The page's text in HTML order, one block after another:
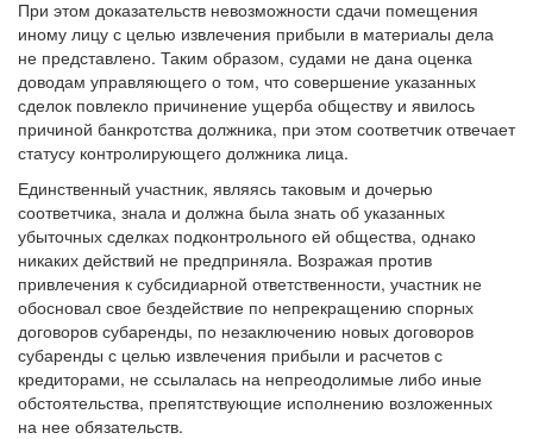
При этом доказательств невозможности сдачи помещения
иному лицу с целью извлечения прибыли в материалы дела
не представлено. Таким образом, судами не дана оценка
доводам управляющего о том, что совершение указанных
сделок повлекло причинение ущерба обществу и явилось
причиной банкротства должника, при этом соответчик отвечает
статусу контролирующего должника лица.
Единственный участник, являясь таковым и дочерью
соответчика, знала и должна была знать об указанных
убыточных сделках подконтрольного ей общества, однако
никаких действий не предприняла. Возражая против
привлечения к субсидиарной ответственности, участник не
обосновал свое бездействие по непрекращению спорных
договоров субаренды, по незаключению новых договоров
субаренды с целью извлечения прибыли и расчетов с
кредиторами, не ссылалась на непреодолимые либо иные
обстоятельства, препятствующие исполнению возложенных
на нее обязательств.